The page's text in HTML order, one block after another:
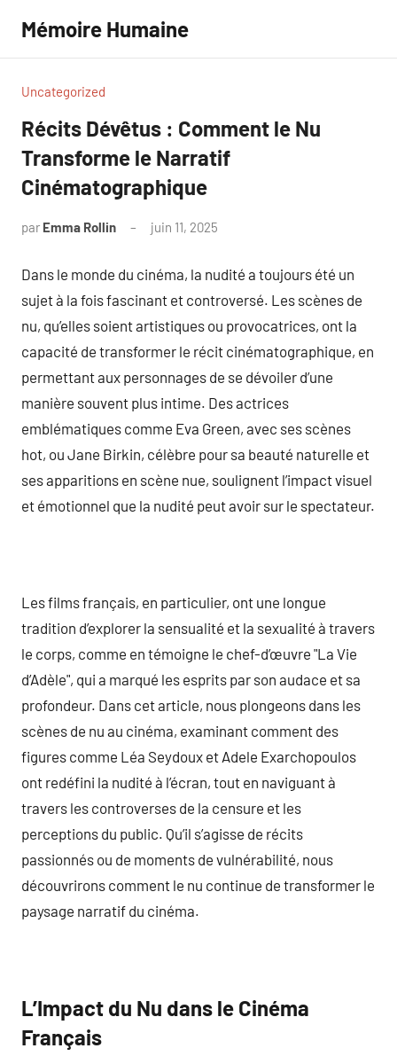
contenu
Mémoire Humaine
Uncategorized
Récits Dévêtus : Comment le Nu
Transforme le Narratif
Cinématographique
par Emma Rollin juin 11, 2025
Dans le monde du cinéma, la nudité a toujours été un
sujet à la fois fascinant et controversé. Les scènes de
nu, qu’elles soient artistiques ou provocatrices, ont la
capacité de transformer le récit cinématographique, en
permettant aux personnages de se dévoiler d’une
manière souvent plus intime. Des actrices
emblématiques comme Eva Green, avec ses scènes
hot, ou Jane Birkin, célèbre pour sa beauté naturelle et
ses apparitions en scène nue, soulignent l’impact visuel
et émotionnel que la nudité peut avoir sur le spectateur.
Les films français, en particulier, ont une longue
tradition d’explorer la sensualité et la sexualité à travers
le corps, comme en témoigne le chef-d’œuvre "La Vie
d’Adèle", qui a marqué les esprits par son audace et sa
profondeur. Dans cet article, nous plongeons dans les
scènes de nu au cinéma, examinant comment des
figures comme Léa Seydoux et Adele Exarchopoulos
ont redéfini la nudité à l’écran, tout en naviguant à
travers les controverses de la censure et les
perceptions du public. Qu’il s’agisse de récits
passionnés ou de moments de vulnérabilité, nous
découvrirons comment le nu continue de transformer le
paysage narratif du cinéma.
L’Impact du Nu dans le Cinéma
Français